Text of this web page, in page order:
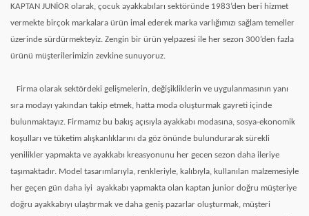
KAPTAN JUNİOR olarak, çocuk ayakkabıları sektöründe 1983’den beri hizmet
vermekte birçok markalara ürün imal ederek marka varlığımızı sağlam temeller
üzerinde sürdürmekteyiz. Zengin bir ürün yelpazesi ile her sezon 300’den fazla
ürünü müşterilerimizin zevkine sunuyoruz.
Firma olarak sektördeki gelişmelerin, değişikliklerin ve uygulanmasının yanı
sıra modayı yakından takip etmek, hatta moda oluşturmak gayreti içinde
bulunmaktayız. Firmamız bu bakış açısıyla ayakkabı modasına, sosya-ekonomik
koşulları ve tüketim alışkanlıklarını da göz önünde bulundurarak sürekli
yenilikler yapmakta ve ayakkabı kreasyonunu her gecen sezon daha ileriye
taşımaktadır. Model tasarımlarıyla, renkleriyle, kalıbıyla, kullanılan malzemesiyle
her geçen gün daha iyi ayakkabı yapmakta olan kaptan junior doğru müşteriye
doğru ayakkabıyı ulaştırmak ve daha geniş pazarlar oluşturmak, müşteri